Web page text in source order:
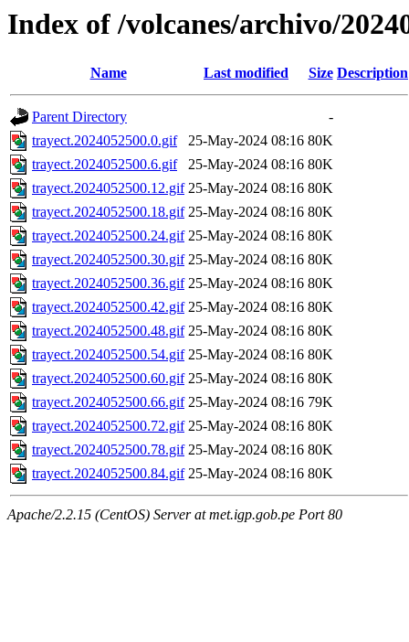
Index of /volcanes/archivo/
Name Last modified Size Description
Parent Directory
-
trayect.2024052500.0.gif
25-May-2024 08:16 80K
trayect.2024052500.6.gif
25-May-2024 08:16 80K
trayect.2024052500.12.gif 25-May-2024 08:16 80K
trayect.2024052500.18.gif 25-May-2024 08:16 80K
trayect.2024052500.24.gif 25-May-2024 08:16 80K
trayect.2024052500.30.gif 25-May-2024 08:16 80K
trayect.2024052500.36.gif 25-May-2024 08:16 80K
trayect.2024052500.42.gif 25-May-2024 08:16 80K
trayect.2024052500.48.gif 25-May-2024 08:16 80K
trayect.2024052500.54.gif 25-May-2024 08:16 80K
trayect.2024052500.60.gif 25-May-2024 08:16 80K
trayect.2024052500.66.gif 25-May-2024 08:16 79K
trayect.2024052500.72.gif 25-May-2024 08:16 80K
trayect.2024052500.78.gif 25-May-2024 08:16 80K
trayect.2024052500.84.gif 25-May-2024 08:16 80K
Apache/2.2.15 (CentOS) Server at met.igp.gob.pe Port 80